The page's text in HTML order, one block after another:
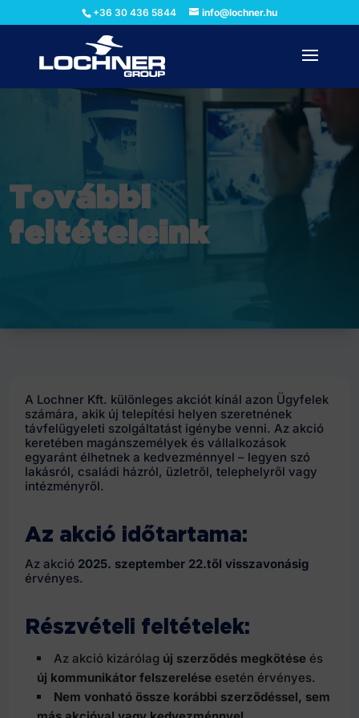
+36 30 436 5844 info@lochner.hu
További
feltételeink
A Lochner Kft. különleges akciót kínál azon Ügyfelek
számára, akik új telepítési helyen szeretnének
távfelügyeleti szolgáltatást igénybe venni. Az akció
keretében magánszemélyek és vállalkozások
egyaránt élhetnek a kedvezménnyel – legyen szó
lakásról, családi házról, üzletről, telephelyről vagy
intézményről.
Az akció időtartama:
Az akció 2025. szeptember 22.től visszavonásig
érvényes.
Részvételi feltételek:
Az akció kizárólag új szerződés megkötése és
új kommunikátor felszerelése esetén érvényes.
Nem vonható össze korábbi szerződéssel, sem